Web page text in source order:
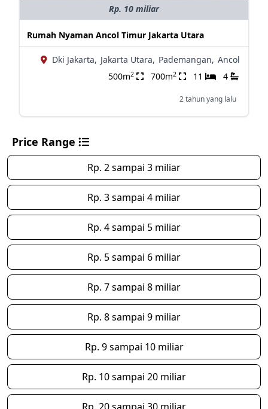
Rp. 10 miliar
Rumah Nyaman Ancol Timur Jakarta Utara
Dki Jakarta, Jakarta Utara, Pademangan, Ancol
500m2 700m2 11 4
2 tahun yang lalu
Price Range
Rp. 2 sampai 3 miliar
Rp. 3 sampai 4 miliar
Rp. 4 sampai 5 miliar
Rp. 5 sampai 6 miliar
Rp. 7 sampai 8 miliar
Rp. 8 sampai 9 miliar
Rp. 9 sampai 10 miliar
Rp. 10 sampai 20 miliar